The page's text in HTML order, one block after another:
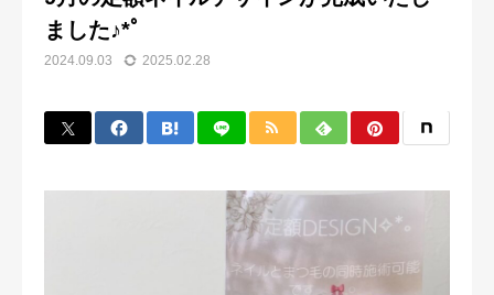
ました♪*ﾟ
2024.09.03 2025.02.28
当サロンについて
お知らせ